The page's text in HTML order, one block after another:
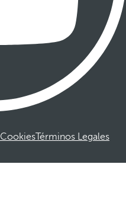
CookiesTérminos Legales